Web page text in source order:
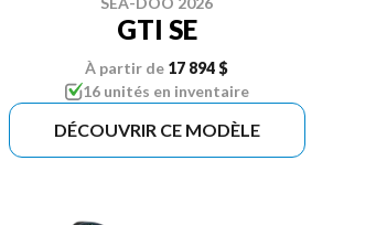
GTI SE
À partir de 17 894 $
16 unités en inventaire
DÉCOUVRIR CE MODÈLE